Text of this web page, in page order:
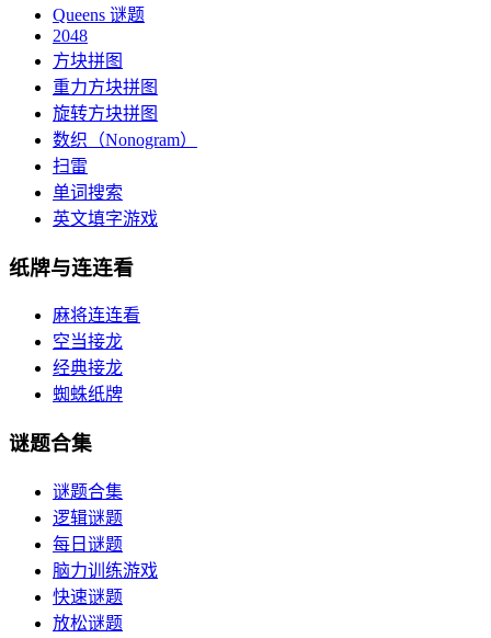
Queens 谜题
2048
方块拼图
重力方块拼图
旋转方块拼图
数织（Nonogram）
扫雷
单词搜索
英文填字游戏
纸牌与连连看
麻将连连看
空当接龙
经典接龙
蜘蛛纸牌
谜题合集
谜题合集
逻辑谜题
每日谜题
脑力训练游戏
快速谜题
放松谜题